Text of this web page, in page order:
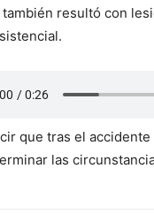
resultó con
que tras el
las